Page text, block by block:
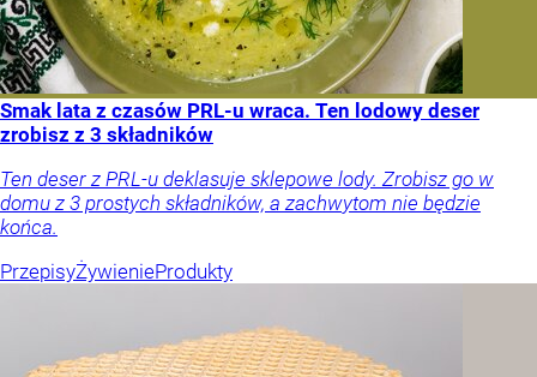
Smak lata z czasów PRL-u wraca. Ten lodowy deser
zrobisz z 3 składników
Ten deser z PRL-u deklasuje sklepowe lody. Zrobisz go w
domu z 3 prostych składników, a zachwytom nie będzie
końca.
PrzepisyŻywienieProdukty